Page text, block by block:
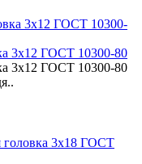
3x12 ГОСТ 10300-80
3x12 ГОСТ 10300-80